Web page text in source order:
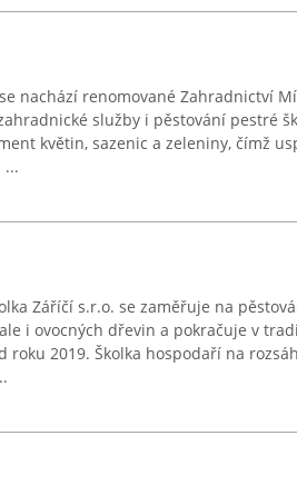
nachází renomované Zahradnictví
služby i pěstování pestré
květin, sazenic a zeleniny, čímž
...
Záříčí s.r.o. se zaměřuje na
i ovocných dřevin a pokračuje v
roku 2019. Školka hospodaří na